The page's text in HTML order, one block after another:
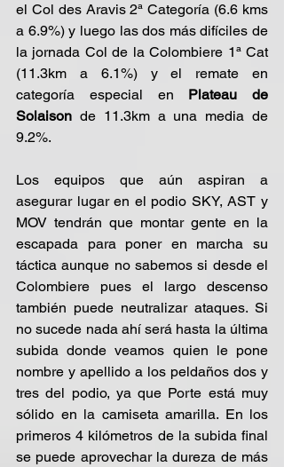
el Col des Aravis 2ª Categoría (6.6 kms
a 6.9%) y luego las dos más difíciles de
la jornada Col de la Colombiere 1ª Cat
(11.3km a 6.1%) y el remate en
categoría especial en Plateau de
Solaison de 11.3km a una media de
9.2%.
Los equipos que aún aspiran a
asegurar lugar en el podio SKY, AST y
MOV tendrán que montar gente en la
escapada para poner en marcha su
táctica aunque no sabemos si desde el
Colombiere pues el largo descenso
también puede neutralizar ataques. Si
no sucede nada ahí será hasta la última
subida donde veamos quien le pone
nombre y apellido a los peldaños dos y
tres del podio, ya que Porte está muy
sólido en la camiseta amarilla. En los
primeros 4 kilómetros de la subida final
se puede aprovechar la dureza de más